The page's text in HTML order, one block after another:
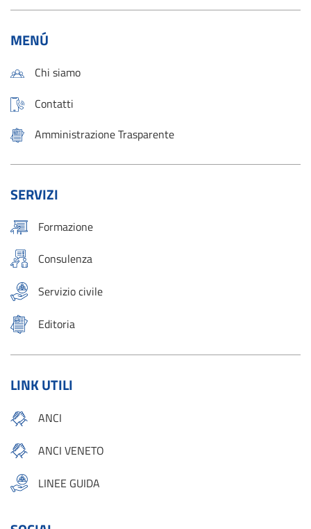
MENÚ
Chi siamo
Contatti
Amministrazione Trasparente
SERVIZI
Formazione
Consulenza
Servizio civile
Editoria
LINK UTILI
ANCI
ANCI VENETO
LINEE GUIDA